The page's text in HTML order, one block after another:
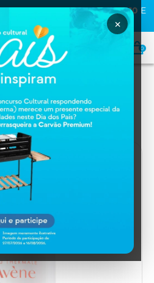
USE O CUPOMMAFRA10 E
0
×